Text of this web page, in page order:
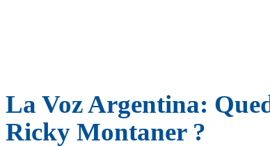
La Voz Argentina:
Ricky Montaner ?